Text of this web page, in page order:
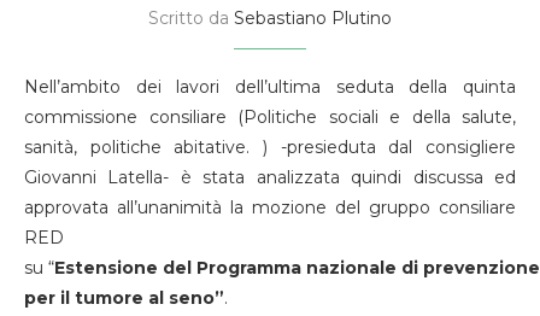
Scritto da Sebastiano Plutino
Nell’ambito dei lavori dell’ultima seduta della quinta
commissione consiliare (Politiche sociali e della salute,
sanità, politiche abitative. ) -presieduta dal consigliere
Giovanni Latella- è stata analizzata quindi discussa ed
approvata all’unanimità la mozione del gruppo consiliare
RED
su “Estensione del Programma nazionale di prevenzione
per il tumore al seno”.